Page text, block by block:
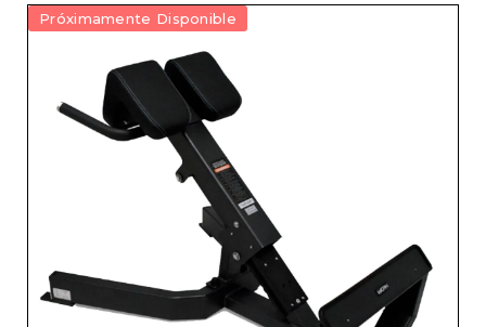
Próximamente Disponible